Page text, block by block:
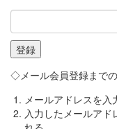
◇メール会員登録まで
メールアドレスを入
入力したメールアド